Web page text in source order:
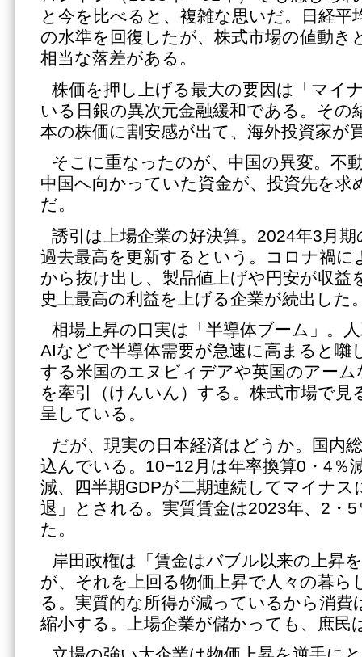
と今を比べると、複雑な思いだ。日経平
の水準を回復したが、株式市場の値動き
相当な落差がある。
株価を押し上げる最大の要因は「マイ
いる日銀の異次元金融緩和である。その
本の株価に割安感が出て、海外投資家が
そこに重なったのが、中国の異変。不
中国へ向かっていた資金が、投資先を求
だ。
誘引は上場企業の好決算。2024年3月
過去最高を更新するという。コロナ禍に
から抜け出し、製品値上げや円安が収益
史上最高の利益を上げる企業が続出した
相場上昇の口実は「半導体ブーム」。
AIなどで半導体需要が急速に高まると囃
する米国のエヌビィデアや英国のアーム
を牽引（けんいん）する。株式市場で見
呈している。
だが、現実の日本経済はどうか。国内
込んでいる。10−12月は年率換算0・4％
減、四半期GDPが二期連続してマイナス
退」とされる。実質賃金は2023年、2・
た。
岸田政権は「賃金はバブル以来の上昇
が、それを上回る物価上昇で人々の暮ら
る。実質的な所得が減っているから消費
縮小する。上場企業が儲かっても、庶民